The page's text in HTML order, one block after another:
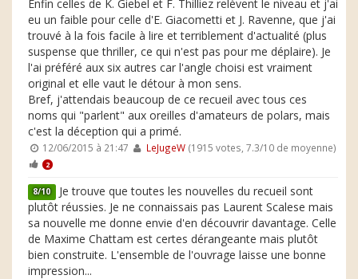
Enfin celles de K. Giebel et F. Thilliez relèvent le niveau et j'ai
eu un faible pour celle d'E. Giacometti et J. Ravenne, que j'ai
trouvé à la fois facile à lire et terriblement d'actualité (plus
suspense que thriller, ce qui n'est pas pour me déplaire). Je
l'ai préféré aux six autres car l'angle choisi est vraiment
original et elle vaut le détour à mon sens.
Bref, j'attendais beaucoup de ce recueil avec tous ces
noms qui "parlent" aux oreilles d'amateurs de polars, mais
c'est la déception qui a primé.
12/06/2015 à 21:47 LeJugeW(1915 votes, 7.3/10 de moyenne)
2
8/10 Je trouve que toutes les nouvelles du recueil sont
plutôt réussies. Je ne connaissais pas Laurent Scalese mais
sa nouvelle me donne envie d'en découvrir davantage. Celle
de Maxime Chattam est certes dérangeante mais plutôt
bien construite. L'ensemble de l'ouvrage laisse une bonne
impression...